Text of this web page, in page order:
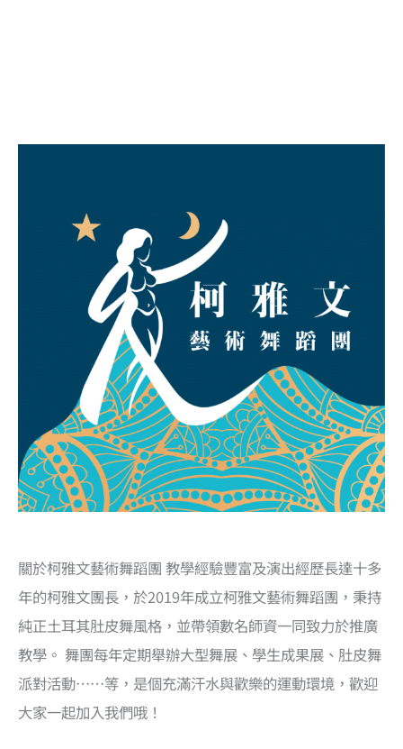
關於柯雅文藝術舞蹈團 教學經驗豐富及演出經歷長達十多
年的柯雅文團長，於2019年成立柯雅文藝術舞蹈團，秉持
純正土耳其肚皮舞風格，並帶領數名師資一同致力於推廣
教學。 舞團每年定期舉辦大型舞展、學生成果展、肚皮舞
派對活動……等，是個充滿汗水與歡樂的運動環境，歡迎
大家一起加入我們哦！